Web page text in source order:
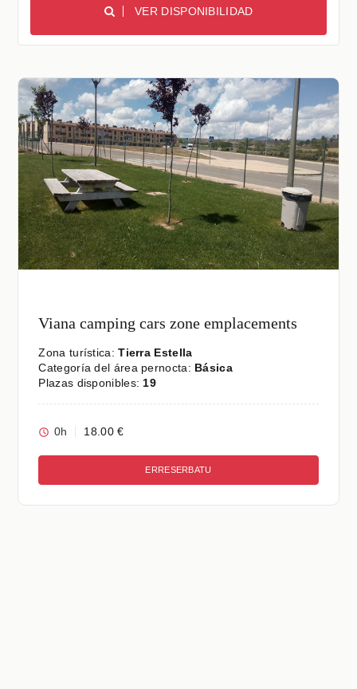
VER DISPONIBILIDAD
Viana camping cars zone emplacements
Zona turística:Tierra Estella
Categoría del área pernocta: Básica
Plazas disponibles:19
0h 18.00 €
ERRESERBATU